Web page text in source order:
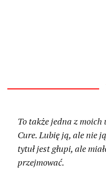
To także jedna z
Cure. Lubię ją, ale nie
tytuł jest głupi, ale
przejmować.